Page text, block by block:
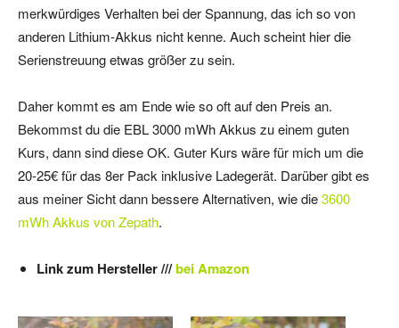
merkwürdiges Verhalten bei der Spannung, das ich so von
anderen Lithium-Akkus nicht kenne. Auch scheint hier die
Serienstreuung etwas größer zu sein.
Daher kommt es am Ende wie so oft auf den Preis an.
Bekommst du die EBL 3000 mWh Akkus zu einem guten
Kurs, dann sind diese OK. Guter Kurs wäre für mich um die
20-25€ für das 8er Pack inklusive Ladegerät. Darüber gibt es
aus meiner Sicht dann bessere Alternativen, wie die3600
mWh Akkus von Zepath.
Link zum Hersteller ///bei Amazon